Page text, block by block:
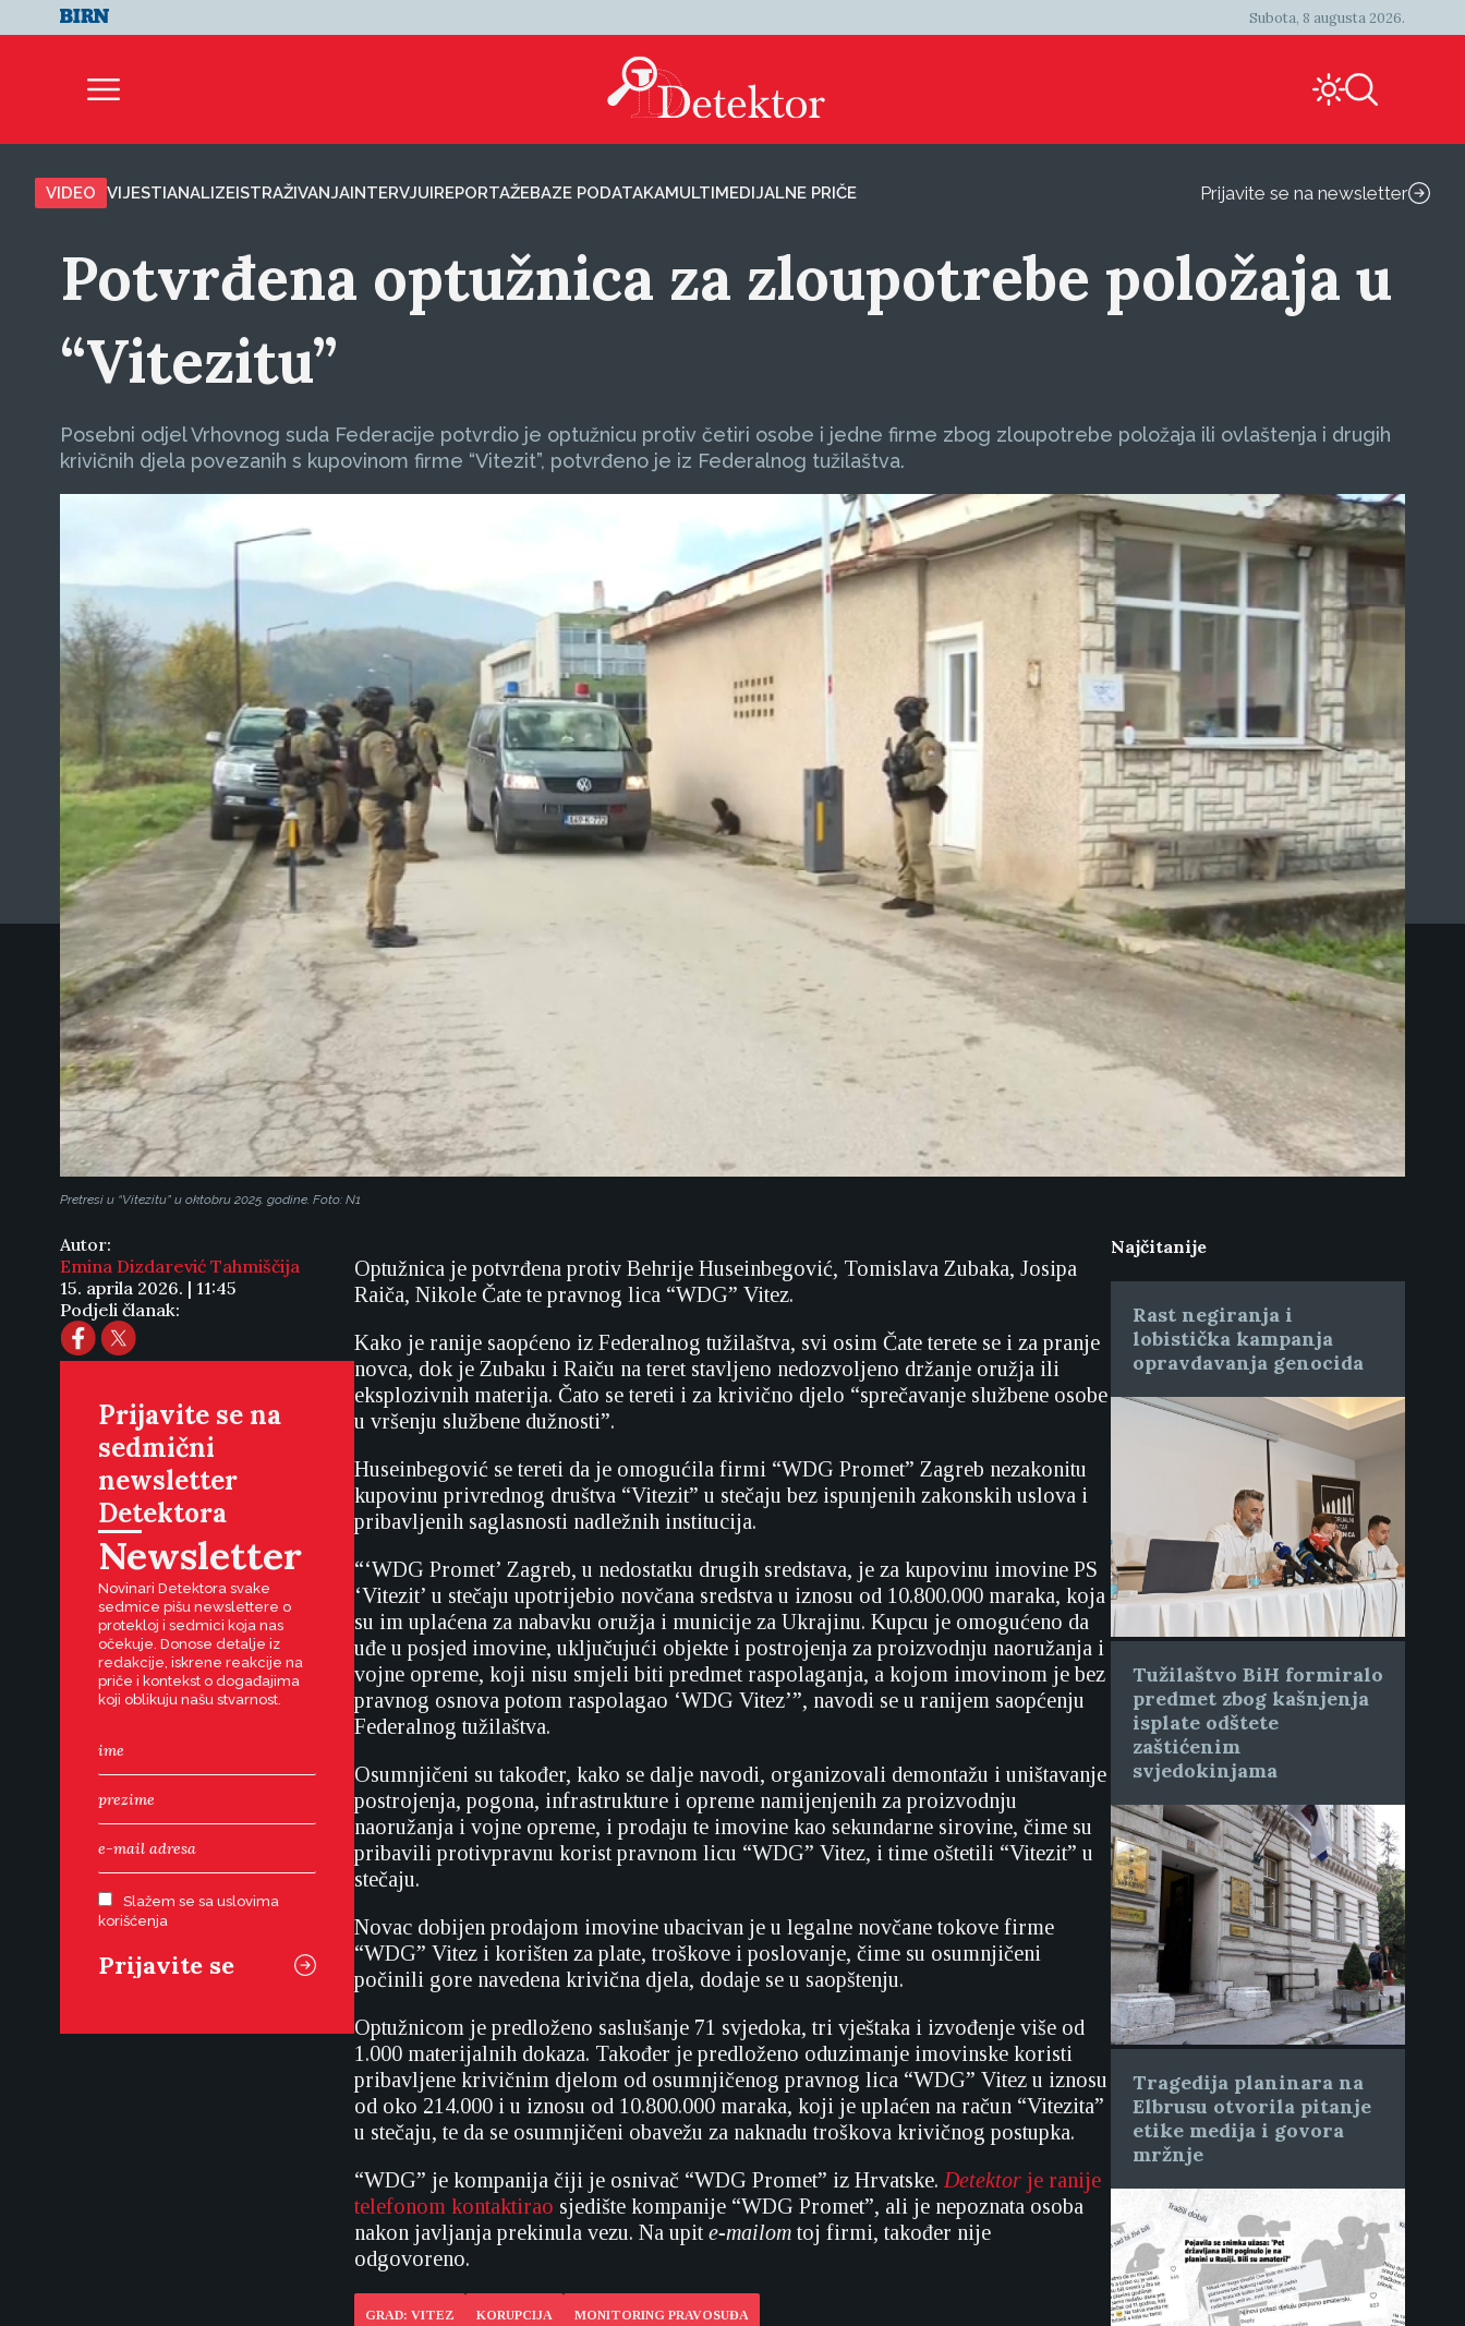
Subota, 8 augusta 2026.
VIDEO VIJESTIANALIZEISTRAŽIVANJAINTERVJUIREPORTAŽEBAZE PODATAKAMULTIMEDIJALNE PRIČE Prijavite se na newsletter
Potvrđena optužnica za zloupotrebe položaja u
“Vitezitu”
Posebni odjel Vrhovnog suda Federacije potvrdio je optužnicu protiv četiri osobe i jedne firme zbog zloupotrebe položaja ili ovlaštenja i drugih
krivičnih djela povezanih s kupovinom firme “Vitezit”, potvrđeno je iz Federalnog tužilaštva.
Pretresi u “Vitezitu” u oktobru 2025. godine. Foto: N1
Autor:
Emina Dizdarević Tahmiščija
15. aprila 2026. | 11:45
Podjeli članak:
Prijavite se na
sedmični
newsletter
Detektora
Newsletter
Novinari Detektora svake
sedmice pišu newslettere o
protekloj i sedmici koja nas
očekuje. Donose detalje iz
redakcije, iskrene reakcije na
priče i kontekst o događajima
koji oblikuju našu stvarnost.
Slažem se sa uslovima
korišćenja
Optužnica je potvrđena protiv Behrije Huseinbegović, Tomislava Zubaka, Josipa
Raiča, Nikole Čate te pravnog lica “WDG” Vitez.
Kako je ranije saopćeno iz Federalnog tužilaštva, svi osim Čate terete se i za pranje
novca, dok je Zubaku i Raiču na teret stavljeno nedozvoljeno držanje oružja ili
eksplozivnih materija. Čato se tereti i za krivično djelo “sprečavanje službene osobe
u vršenju službene dužnosti”.
Huseinbegović se tereti da je omogućila firmi “WDG Promet” Zagreb nezakonitu
kupovinu privrednog društva “Vitezit” u stečaju bez ispunjenih zakonskih uslova i
pribavljenih saglasnosti nadležnih institucija.
“‘WDG Promet’ Zagreb, u nedostatku drugih sredstava, je za kupovinu imovine PS
‘Vitezit’ u stečaju upotrijebio novčana sredstva u iznosu od 10.800.000 maraka, koja
su im uplaćena za nabavku oružja i municije za Ukrajinu. Kupcu je omogućeno da
uđe u posjed imovine, uključujući objekte i postrojenja za proizvodnju naoružanja i
vojne opreme, koji nisu smjeli biti predmet raspolaganja, a kojom imovinom je bez
pravnog osnova potom raspolagao ‘WDG Vitez’”, navodi se u ranijem saopćenju
Federalnog tužilaštva.
Osumnjičeni su također, kako se dalje navodi, organizovali demontažu i uništavanje
postrojenja, pogona, infrastrukture i opreme namijenjenih za proizvodnju
naoružanja i vojne opreme, i prodaju te imovine kao sekundarne sirovine, čime su
pribavili protivpravnu korist pravnom licu “WDG” Vitez, i time oštetili “Vitezit” u
stečaju.
Novac dobijen prodajom imovine ubacivan je u legalne novčane tokove firme
“WDG” Vitez i korišten za plate, troškove i poslovanje, čime su osumnjičeni
počinili gore navedena krivična djela, dodaje se u saopštenju.
Optužnicom je predloženo saslušanje 71 svjedoka, tri vještaka i izvođenje više od
1.000 materijalnih dokaza. Također je predloženo oduzimanje imovinske koristi
pribavljene krivičnim djelom od osumnjičenog pravnog lica “WDG” Vitez u iznosu
od oko 214.000 i u iznosu od 10.800.000 maraka, koji je uplaćen na račun “Vitezita”
u stečaju, te da se osumnjičeni obavežu za naknadu troškova krivičnog postupka.
“WDG” je kompanija čiji je osnivač “WDG Promet” iz Hrvatske. Detektor je ranije
telefonom kontaktirao sjedište kompanije “WDG Promet”, ali je nepoznata osoba
nakon javljanja prekinula vezu. Na upit e-mailom toj firmi, također nije
odgovoreno.
GRAD: VITEZ KORUPCIJA MONITORING PRAVOSUĐA
Najčitanije
Rast negiranja i
lobistička kampanja
opravdavanja genocida
Tužilaštvo BiH formiralo
predmet zbog kašnjenja
isplate odštete
zaštićenim
svjedokinjama
Tragedija planinara na
Elbrusu otvorila pitanje
etike medija i govora
mržnje